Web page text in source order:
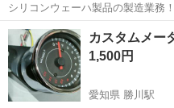
シリコンウェーハ製品の製造業務
やカップルとの応募OK◎年間休日
実♪業務はクリーンルームで快適
300円～の格安食堂あり！《佐...
佐賀 伊万里市 東山代駅
カスタムメー
1,500円
愛知県 勝川駅